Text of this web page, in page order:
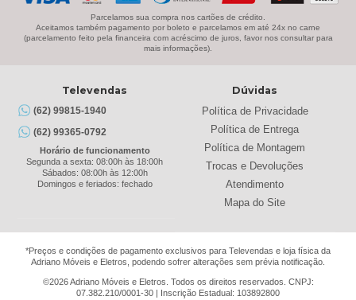
Parcelamos sua compra nos cartões de crédito.
Aceitamos também pagamento por boleto e parcelamos em até 24x no carne
(parcelamento feito pela financeira com acréscimo de juros, favor nos consultar para
mais informações).
Televendas
(62) 99815-1940
(62) 99365-0792
Horário de funcionamento
Segunda a sexta: 08:00h às 18:00h
Sábados: 08:00h às 12:00h
Domingos e feriados: fechado
Dúvidas
Política de Privacidade
Política de Entrega
Política de Montagem
Trocas e Devoluções
Atendimento
Mapa do Site
*Preços e condições de pagamento exclusivos para Televendas e loja física da
Adriano Móveis e Eletros, podendo sofrer alterações sem prévia notificação.
©2026 Adriano Móveis e Eletros. Todos os direitos reservados. CNPJ:
07.382.210/0001-30 | Inscrição Estadual: 103892800